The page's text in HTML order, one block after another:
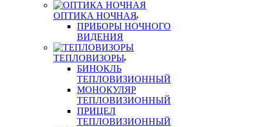
ОПТИКА НОЧНАЯ
ПРИБОРЫ НОЧНОГО
ВИДЕНИЯ
ТЕПЛОВИЗОРЫ
БИНОКЛЬ
ТЕПЛОВИЗИОННЫЙ
МОНОКУЛЯР
ТЕПЛОВИЗИОННЫЙ
ПРИЦЕЛ
ТЕПЛОВИЗИОННЫЙ